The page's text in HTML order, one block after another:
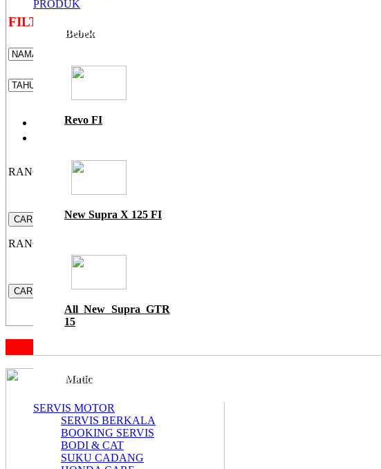
PRODUK
Bebek
Revo FI
New Supra X 125 FI
All New Supra GTR
15
Matic
All New Scoopy
SERVIS MOTOR
SERVIS BERKALA
BOOKING SERVIS
BODI & CAT
SUKU CADANG
FILTER
Uang Muka
RANGE UANG MUKA
CARI
RANGE HARGA MOTOR
CARI